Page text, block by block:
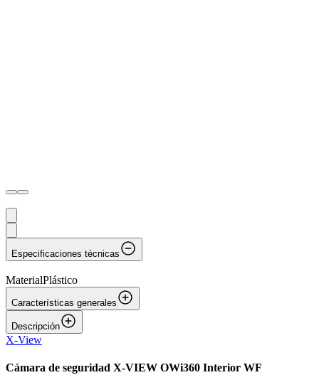
Especificaciones técnicas
MaterialPlástico
Características generales
Descripción
X-View
Cámara de seguridad X-VIEW OWi360 Interior WF